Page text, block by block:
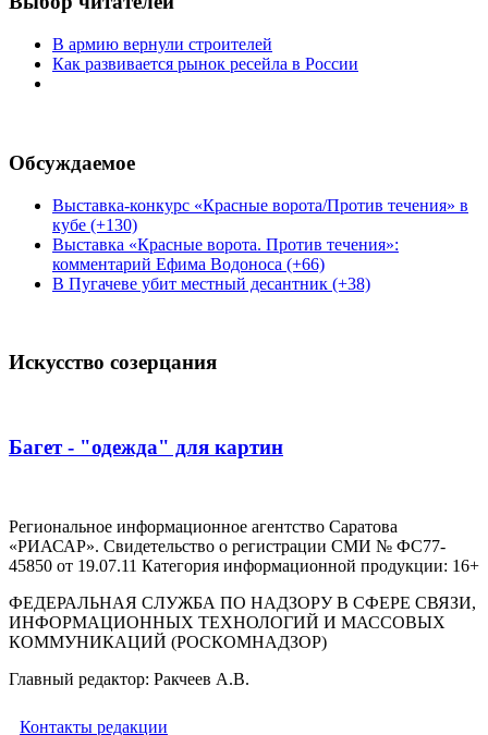
В армию вернули строителей
Как развивается рынок ресейла в России
Обсуждаемое
Выставка-конкурс «Красные ворота/Против течения» в
кубе (+130)
Выставка «Красные ворота. Против течения»:
комментарий Ефима Водоноса (+66)
В Пугачеве убит местный десантник (+38)
Искусство созерцания
Багет - "одежда" для картин
Региональное информационное агентство Саратова
«РИАСАР». Свидетельство о регистрации СМИ № ФС77-
45850 от 19.07.11 Категория информационной продукции: 16+
ФЕДЕРАЛЬНАЯ СЛУЖБА ПО НАДЗОРУ В СФЕРЕ СВЯЗИ,
ИНФОРМАЦИОННЫХ ТЕХНОЛОГИЙ И МАССОВЫХ
КОММУНИКАЦИЙ (РОСКОМНАДЗОР)
Главный редактор: Ракчеев А.В.
Контакты редакции